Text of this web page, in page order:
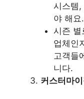
시스템,
야 해요.
시즌 별
업체인
고객들
니다.
커스터마